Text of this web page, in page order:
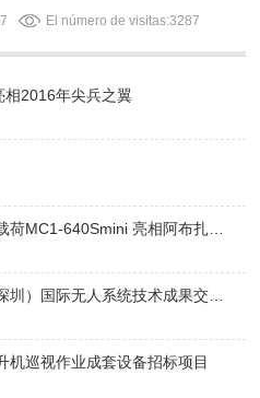
El número de visitas:3287
相2016年尖兵之翼
机巡视作业成套设备招标项目